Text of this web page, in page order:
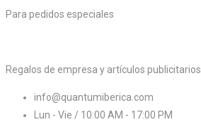
Para pedidos especiales
Regalos de empresa y artículos publicitarios
info@quantumiberica.com
Lun - Vie / 10:00 AM - 17:00 PM